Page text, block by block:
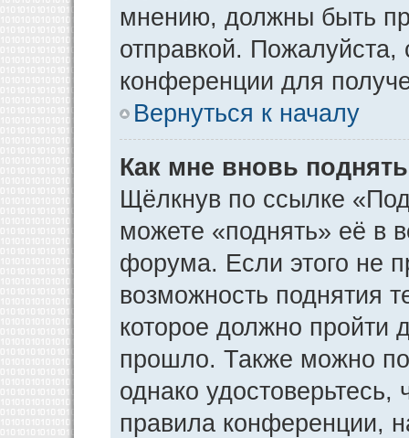
мнению, должны быть
отправкой.
конференции для
Вернуться к началу
Как мне вновь
Щёлкнув по ссылке
можете «поднять» её в
форума. Если этого не
возможность поднятия
которое должно пройти
прошло. Также можно
однако
правила конференции,